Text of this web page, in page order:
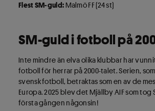
Flest SM-guld:Malmö FF (24 st)
SM-guld i fotboll på
Inte mindre än elva olika klubbar har
fotboll för herrar på 2000-talet. Serien,
svensk fotboll, betraktas som en av de
Europa. 2025 blev det Mjällby AIF som tog
första gången någonsin!